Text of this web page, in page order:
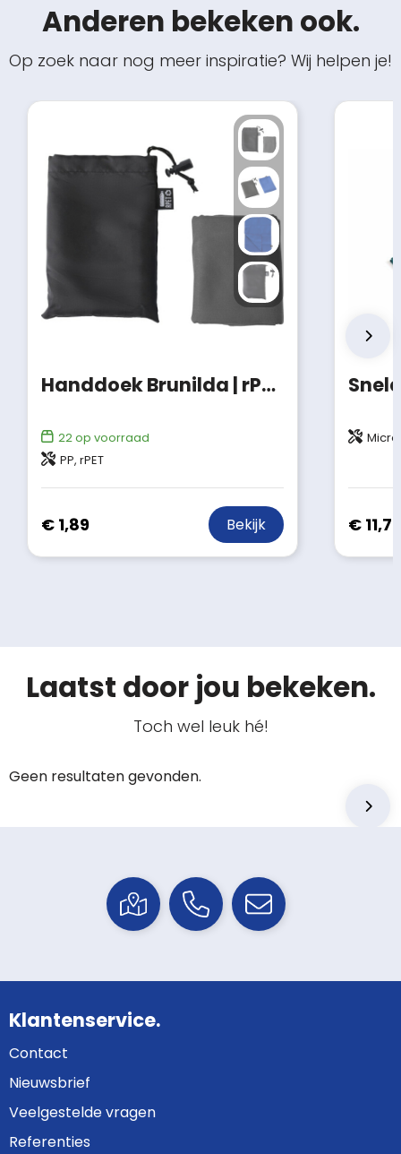
Anderen bekeken ook.
Op zoek naar nog meer inspiratie? Wij helpen je!
Handdoek Brunilda | rPET | 79x30 cm
22op voorraad
PP, rPET
€ 1,89 Bekijk € 11,73
Laatst door jou bekeken.
Toch wel leuk hé!
Geen resultaten gevonden.
Klantenservice.
Contact
Nieuwsbrief
Veelgestelde vragen
Referenties